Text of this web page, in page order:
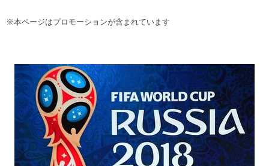
※本ページはプロモーションが含まれています